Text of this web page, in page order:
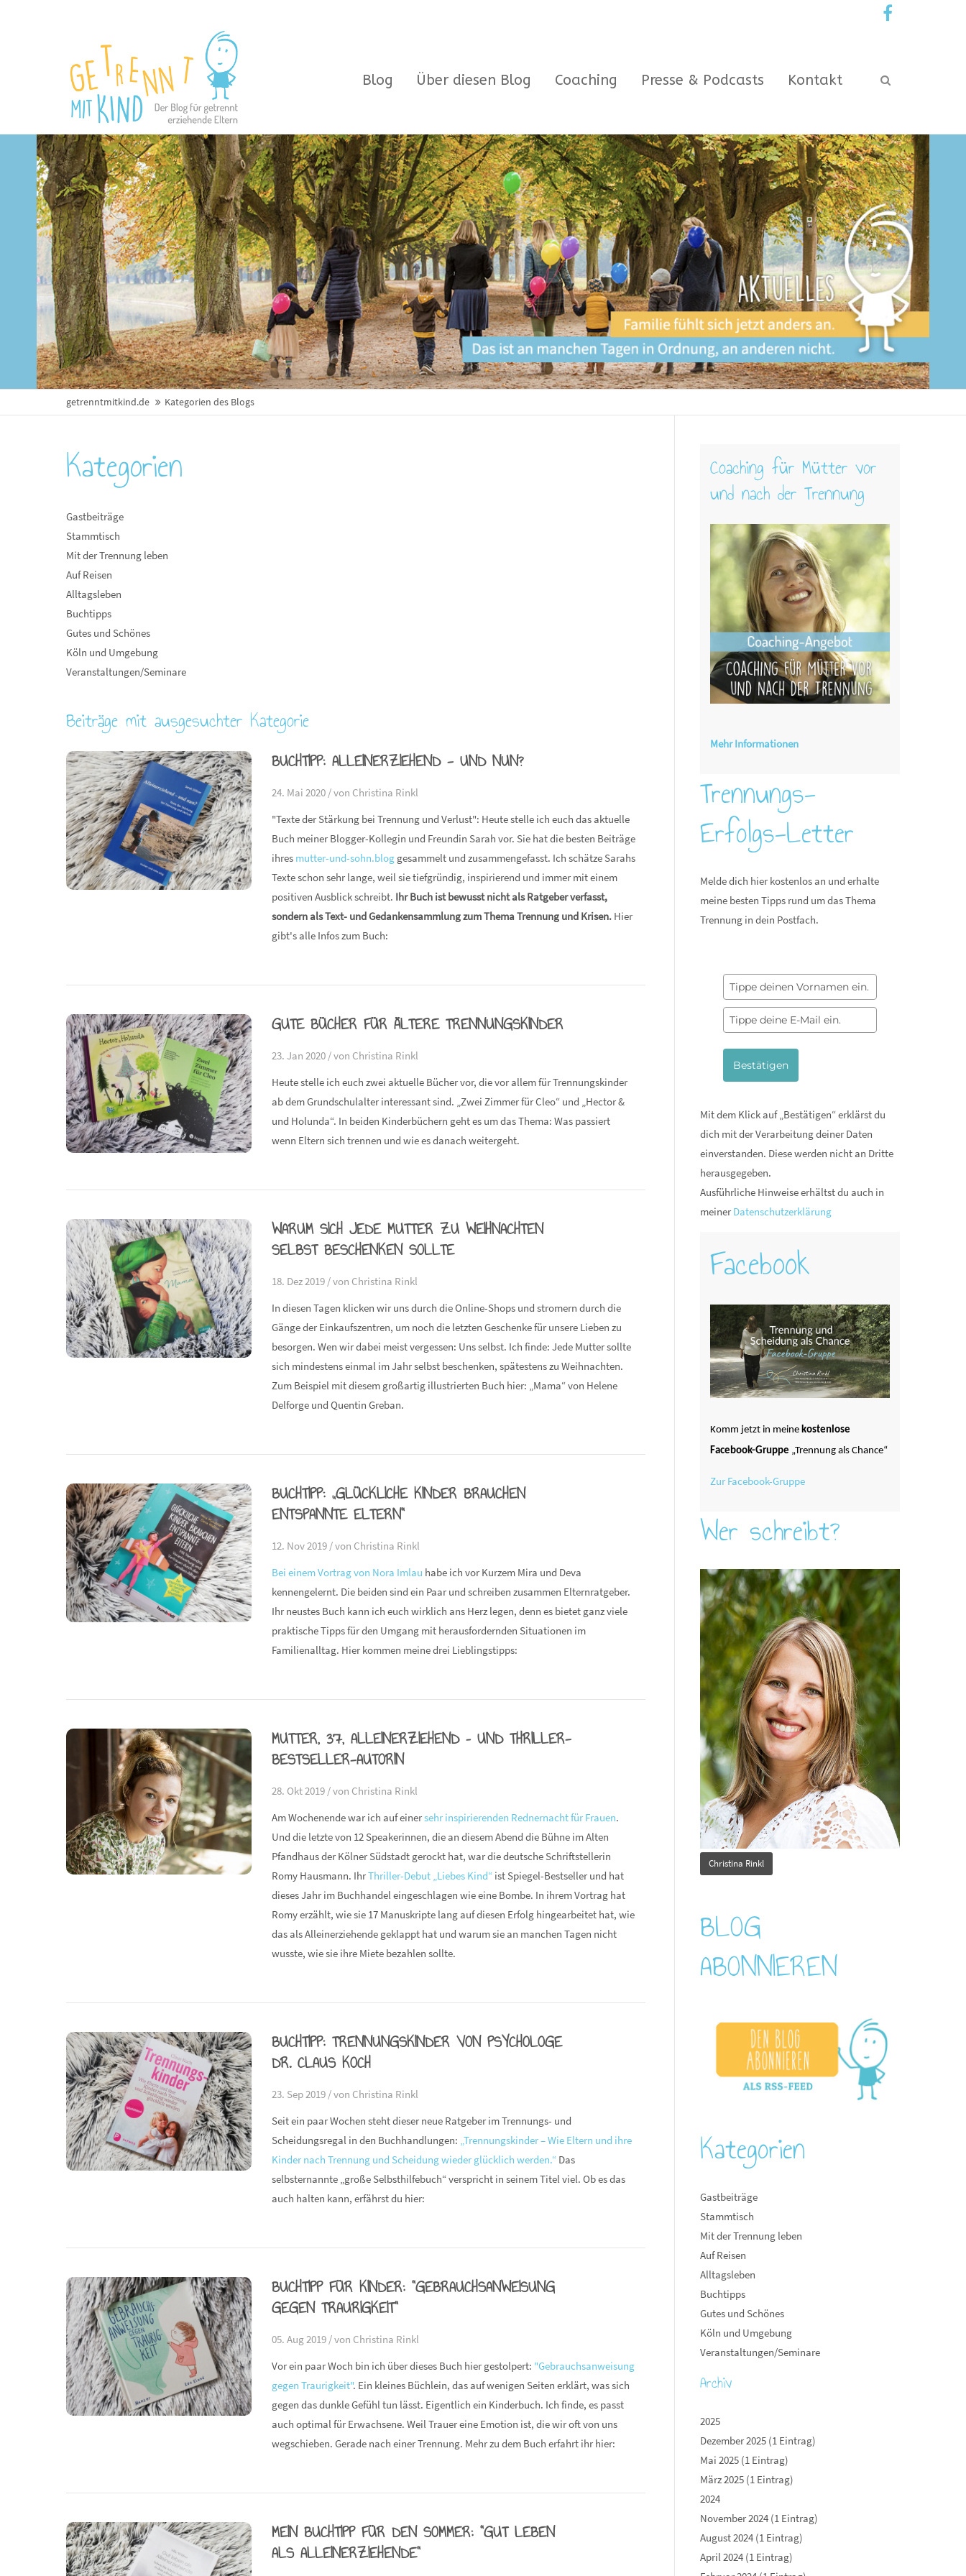
Blog Über diesen Blog Coaching Presse & Podcasts Kontakt
getrenntmitkind.de Kategorien des Blogs
Kategorien
Gastbeiträge
Stammtisch
Mit der Trennung leben
Auf Reisen
Alltagsleben
Buchtipps
Gutes und Schönes
Köln und Umgebung
Veranstaltungen/Seminare
Beiträge mit ausgesuchter Kategorie
BUCHTIPP: ALLEINERZIEHEND - UND NUN?
24. Mai 2020 /von Christina Rinkl
"Texte der Stärkung bei Trennung und Verlust": Heute stelle ich euch das aktuelle
Buch meiner Blogger-Kollegin und Freundin Sarah vor. Sie hat die besten Beiträge
ihres mutter-und-sohn.bloggesammelt und zusammengefasst. Ich schätze Sarahs
Texte schon sehr lange, weil sie tiefgründig, inspirierend und immer mit einem
positiven Ausblick schreibt. Ihr Buch ist bewusst nicht als Ratgeber verfasst,
sondern als Text- und Gedankensammlung zum Thema Trennung und Krisen.Hier
gibt's alle Infos zum Buch:
GUTE BÜCHER FÜR ÄLTERE TRENNUNGSKINDER
23. Jan 2020 /von Christina Rinkl
Heute stelle ich euch zwei aktuelle Bücher vor, die vor allem für Trennungskinder
ab dem Grundschulalter interessant sind. „Zwei Zimmer für Cleo“ und „Hector &
und Holunda“. In beiden Kinderbüchern geht es um das Thema: Was passiert
wenn Eltern sich trennen und wie es danach weitergeht.
WARUM SICH JEDE MUTTER ZU WEIHNACHTEN
SELBST BESCHENKEN SOLLTE
18. Dez 2019 /von Christina Rinkl
In diesen Tagen klicken wir uns durch die Online-Shops und stromern durch die
Gänge der Einkaufszentren, um noch die letzten Geschenke für unsere Lieben zu
besorgen. Wen wir dabei meist vergessen: Uns selbst. Ich finde: Jede Mutter sollte
sich mindestens einmal im Jahr selbst beschenken, spätestens zu Weihnachten.
Zum Beispiel mit diesem großartig illustrierten Buch hier: „Mama“ von Helene
Delforge und Quentin Greban.
BUCHTIPP: „GLÜCKLICHE KINDER BRAUCHEN
ENTSPANNTE ELTERN“
12. Nov 2019 /von Christina Rinkl
Bei einem Vortrag von Nora Imlau habe ich vor Kurzem Mira und Deva
kennengelernt. Die beiden sind ein Paar und schreiben zusammen Elternratgeber.
Ihr neustes Buch kann ich euch wirklich ans Herz legen, denn es bietet ganz viele
praktische Tipps für den Umgang mit herausfordernden Situationen im
Familienalltag. Hier kommen meine drei Lieblingstipps:
MUTTER, 37, ALLEINERZIEHEND – UND THRILLER-
BESTSELLER-AUTORIN
28. Okt 2019 /von Christina Rinkl
Am Wochenende war ich auf einersehr inspirierenden Rednernacht für Frauen.
Und die letzte von 12 Speakerinnen, die an diesem Abend die Bühne im Alten
Pfandhaus der Kölner Südstadt gerockt hat, war die deutsche Schriftstellerin
Romy Hausmann. IhrThriller-Debut „Liebes Kind“ ist Spiegel-Bestseller und hat
dieses Jahr im Buchhandel eingeschlagen wie eine Bombe. In ihrem Vortrag hat
Romy erzählt, wie sie 17 Manuskripte lang auf diesen Erfolg hingearbeitet hat, wie
das als Alleinerziehende geklappt hat und warum sie an manchen Tagen nicht
wusste, wie sie ihre Miete bezahlen sollte.
BUCHTIPP: TRENNUNGSKINDER VON PSYCHOLOGE
DR. CLAUS KOCH
23. Sep 2019 /von Christina Rinkl
Seit ein paar Wochen steht dieser neue Ratgeber im Trennungs- und
Scheidungsregal in den Buchhandlungen: „Trennungskinder – Wie Eltern und ihre
Kinder nach Trennung und Scheidung wieder glücklich werden.“ Das
selbsternannte „große Selbsthilfebuch“ verspricht in seinem Titel viel. Ob es das
auch halten kann, erfährst du hier:
BUCHTIPP FÜR KINDER: "GEBRAUCHSANWEISUNG
GEGEN TRAURIGKEIT"
05. Aug 2019 /von Christina Rinkl
Vor ein paar Woch bin ich über dieses Buch hier gestolpert: "Gebrauchsanweisung
gegen Traurigkeit". Ein kleines Büchlein, das auf wenigen Seiten erklärt, was sich
gegen das dunkle Gefühl tun lässt. Eigentlich ein Kinderbuch. Ich finde, es passt
auch optimal für Erwachsene. Weil Trauer eine Emotion ist, die wir oft von uns
wegschieben. Gerade nach einer Trennung. Mehr zu dem Buch erfahrt ihr hier:
MEIN BUCHTIPP FÜR DEN SOMMER: "GUT LEBEN
ALS ALLEINERZIEHENDE"
Coaching für Mütter vor
und nach der Trennung
Mehr Informationen
Trennungs-
Erfolgs-Letter
Melde dich hier kostenlos an und erhalte
meine besten Tipps rund um das Thema
Trennung in dein Postfach.
Bestätigen
Mit dem Klick auf „Bestätigen“ erklärst du
dich mit der Verarbeitung deiner Daten
einverstanden. Diese werden nicht an Dritte
herausgegeben.
Ausführliche Hinweise erhältst du auch in
meiner Datenschutzerklärung
Facebook
Komm jetzt in meine kostenlose
Facebook-Gruppe „Trennung als Chance“
Zur Facebook-Gruppe
Wer schreibt?
Christina Rinkl
BLOG
ABONNIEREN
Kategorien
Gastbeiträge
Stammtisch
Mit der Trennung leben
Auf Reisen
Alltagsleben
Buchtipps
Gutes und Schönes
Köln und Umgebung
Veranstaltungen/Seminare
Archiv
2025
Dezember 2025 (1 Eintrag)
Mai 2025 (1 Eintrag)
März 2025 (1 Eintrag)
2024
November 2024 (1 Eintrag)
August 2024 (1 Eintrag)
April 2024 (1 Eintrag)